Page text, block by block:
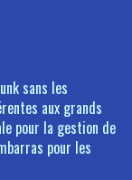
sans les
aux grands
pour la gestion de
pour les